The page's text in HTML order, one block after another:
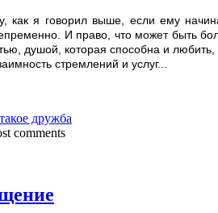
как я говорил выше, если ему
И право, что может быть
душой, которая способна и любить,
стремлений и услуг...
дружба
comments